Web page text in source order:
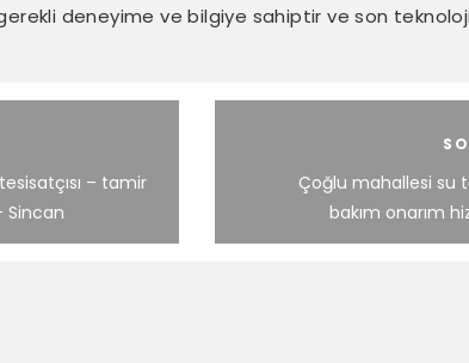
deneyime ve bilgiye sahiptir ve son
– tamir
Sincan
Çoğlu mahallesi su
bakım onarım